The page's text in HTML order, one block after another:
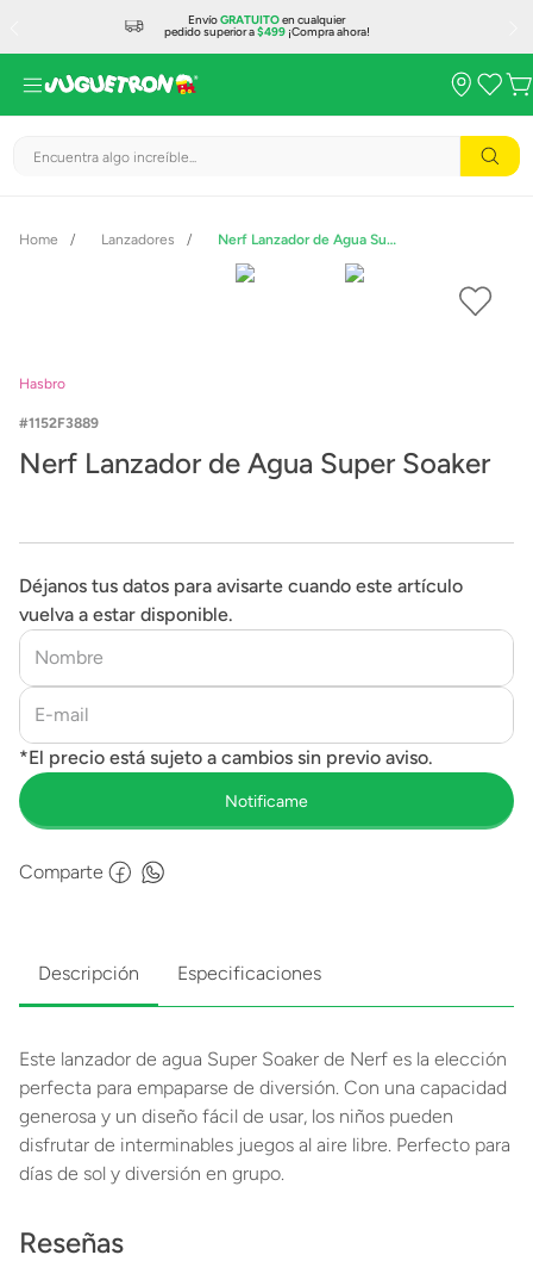
EnvíoGRATUITOen cualquier
pedido superior a$499¡Compra ahora!
Encuentra algo increíble...
Lanzadores Nerf Lanzador de Agua Super Soaker
Hasbro
1152F3889
Nerf Lanzador de Agua Super Soaker
Déjanos tus datos para avisarte cuando este artículo
vuelva a estar disponible.
Comparte
Descripción Especificaciones
Este lanzador de agua Super Soaker de Nerf es la elección
perfecta para empaparse de diversión. Con una capacidad
generosa y un diseño fácil de usar, los niños pueden
disfrutar de interminables juegos al aire libre. Perfecto para
días de sol y diversión en grupo.
Reseñas